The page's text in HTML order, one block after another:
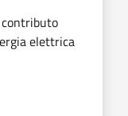
contributo
elettrica